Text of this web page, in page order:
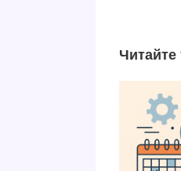
Читайте